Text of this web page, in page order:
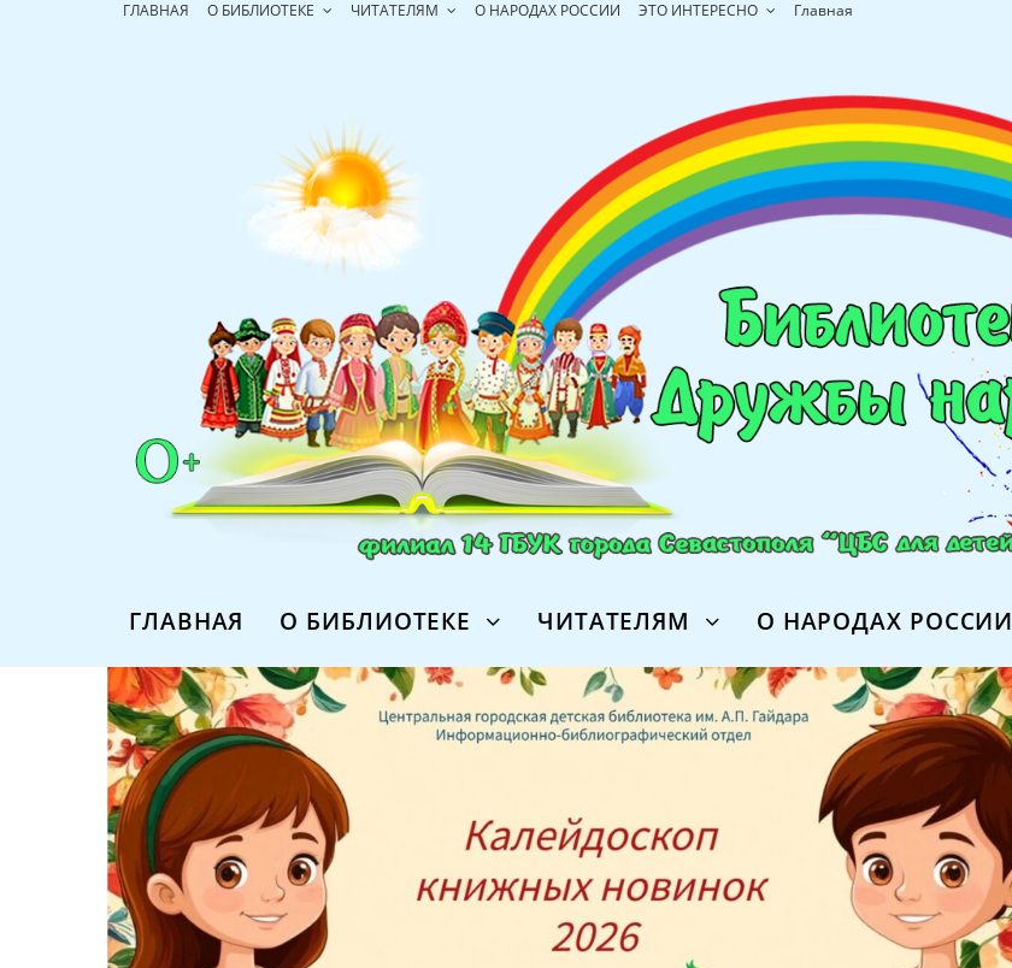
ГЛАВНАЯ О БИБЛИОТЕКЕ ЧИТАТЕЛЯМ О НАРОДАХ РОССИИ ЭТО ИНТЕРЕСНО Главная
ГЛАВНАЯ О БИБЛИОТЕКЕ ЧИТАТЕЛЯМ О НАРОДАХ РОССИИ